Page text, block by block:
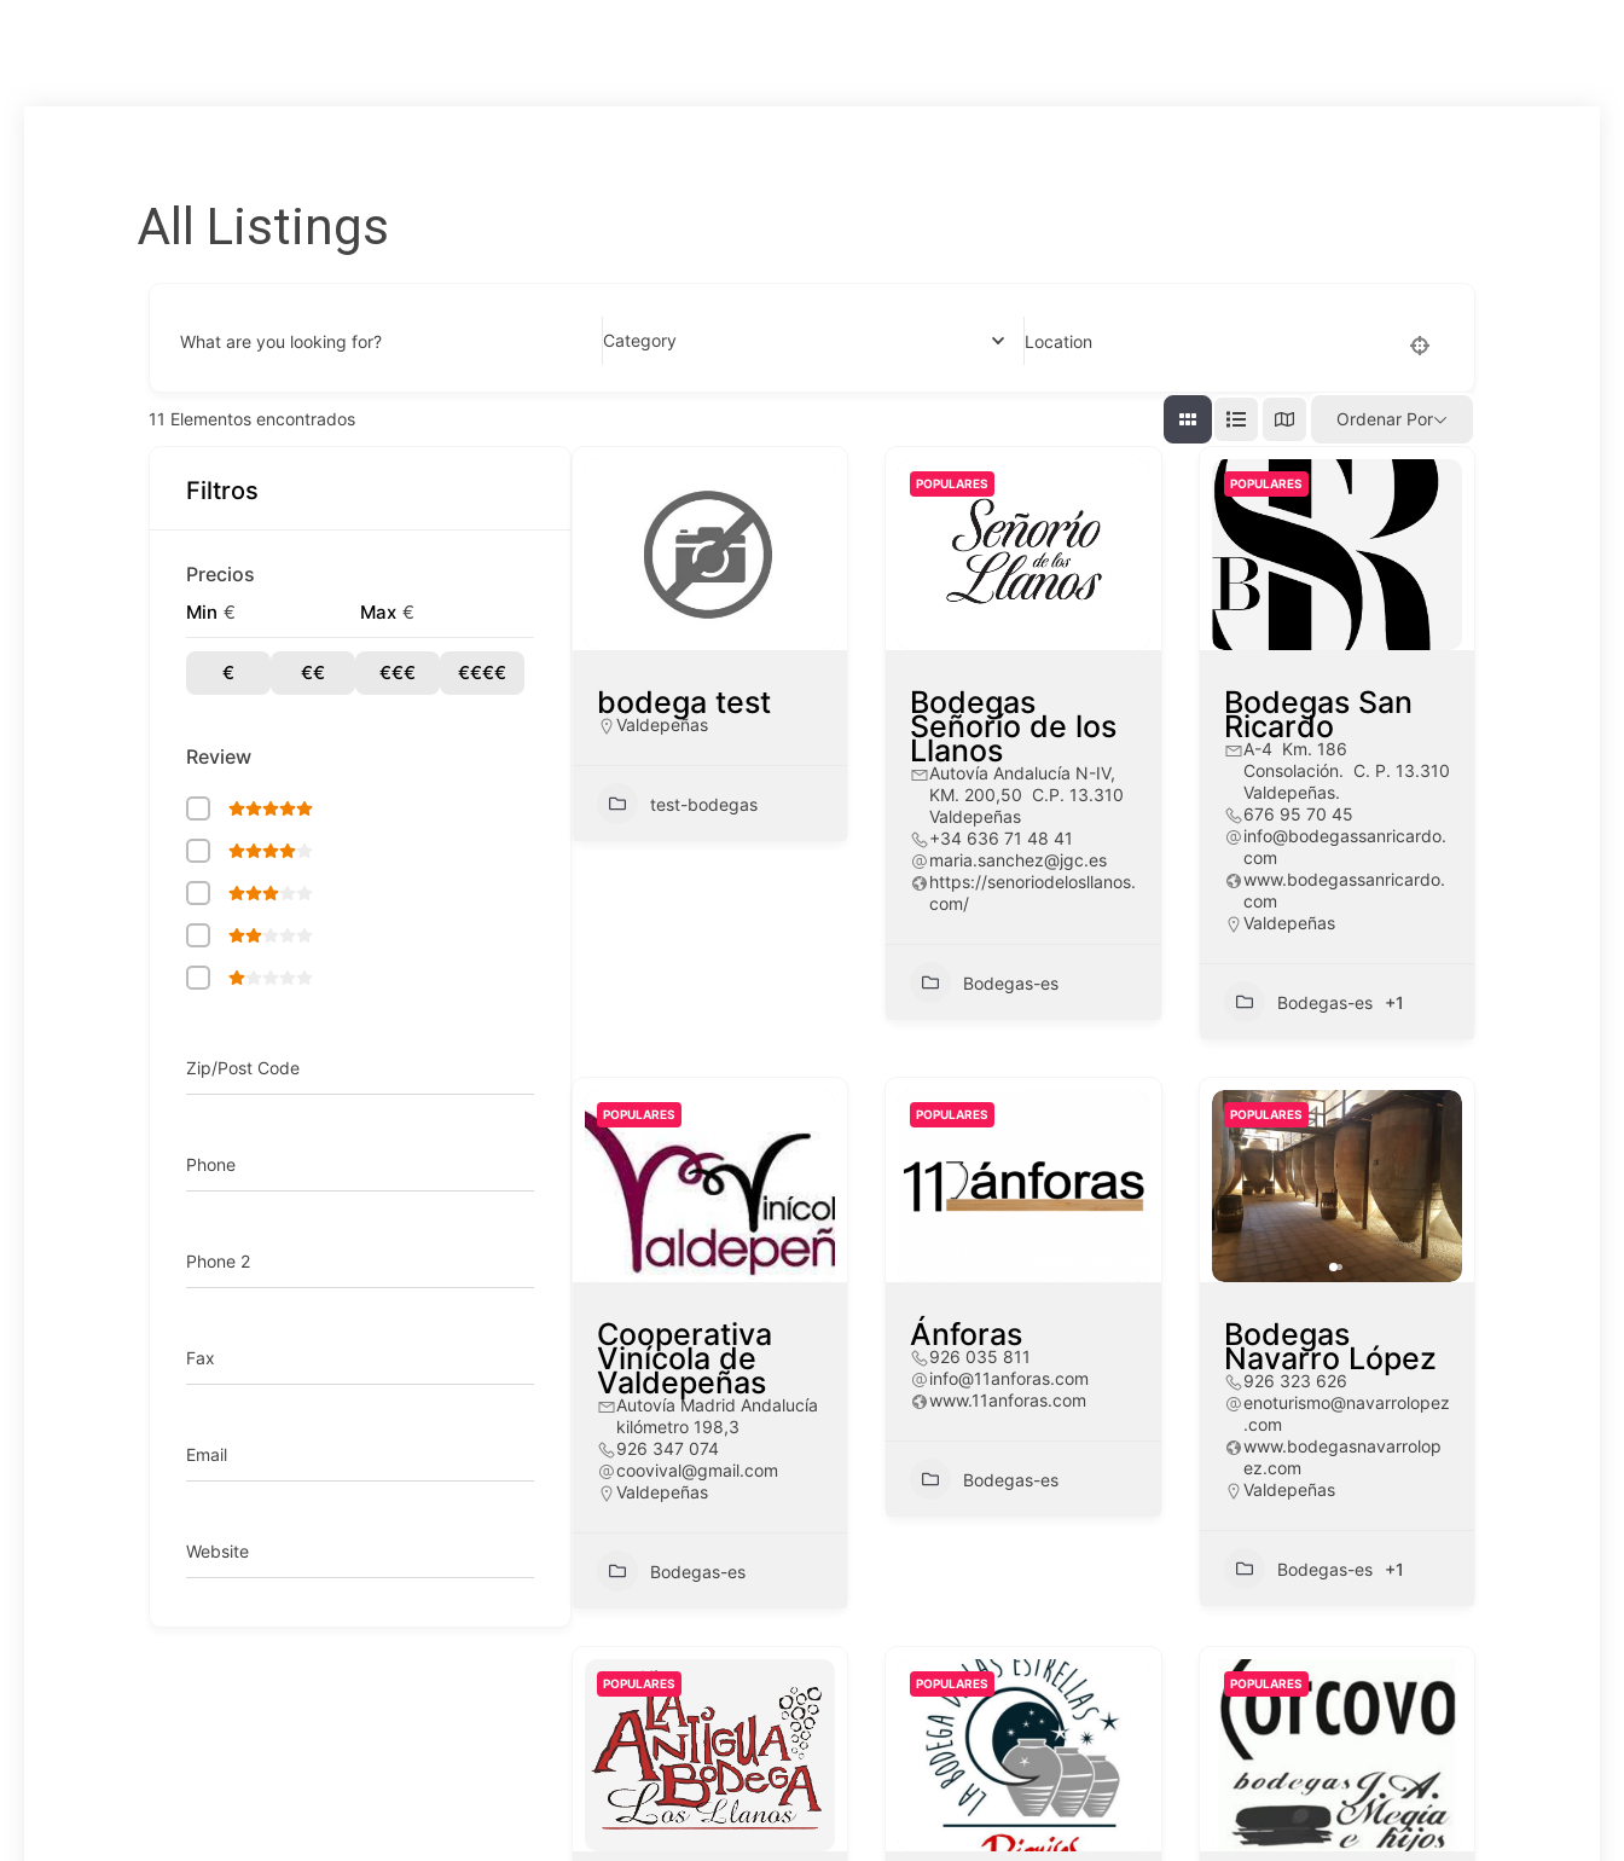
All Listings
What are you looking for? Category Location
11 Elementos encontrados Ordenar Por
Filtros
Precios
Min € Max €
€ €€ €€€ €€€€
Review
Zip/Post Code
Phone
Phone 2
Fax
Email
Website
bodega test
Valdepeñas
test-bodegas
POPULARES
Bodegas
Señorío de los
Llanos
Autovía Andalucía N-IV,
KM. 200,50 C.P. 13.310
Valdepeñas
+34 636 71 48 41
maria.sanchez@jgc.es
https://senoriodelosllanos.
com/
Bodegas-es
POPULARES
Bodegas San
Ricardo
A-4 Km. 186
Consolación. C. P. 13.310
Valdepeñas.
676 95 70 45
info@bodegassanricardo.
com
www.bodegassanricardo.
com
Valdepeñas
Bodegas-es +1
POPULARES
Cooperativa
Vinícola de
Valdepeñas
Autovía Madrid Andalucía
kilómetro 198,3
926 347 074
coovival@gmail.com
Valdepeñas
Bodegas-es
POPULARES
Ánforas
926 035 811
info@11anforas.com
www.11anforas.com
Bodegas-es
POPULARES
Bodegas
Navarro López
926 323 626
enoturismo@navarrolopez
.com
www.bodegasnavarrolop
ez.com
Valdepeñas
Bodegas-es +1
POPULARES POPULARES POPULARES